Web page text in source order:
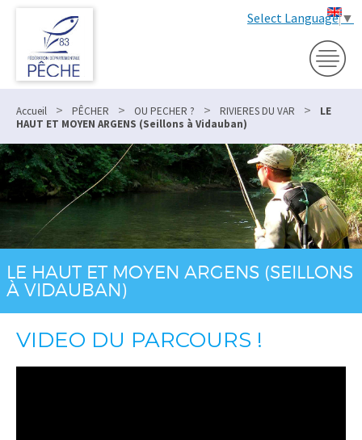
Select Language▼
Accueil > PÊCHER > OU PECHER ? > RIVIERES DU VAR >
LE
HAUT ET MOYEN ARGENS (Seillons à Vidauban)
LE HAUT ET MOYEN ARGENS (SEILLONS
À VIDAUBAN)
VIDEO DU PARCOURS !